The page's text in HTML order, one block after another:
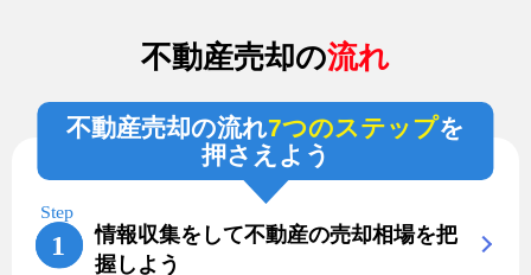
不動産売却の流れ
不動産売却の流れ7つのステップを
押さえよう
情報収集をして不動産の売却相場を把
握しよう